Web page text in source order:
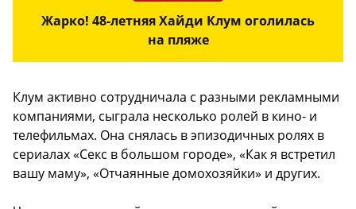
Жарко! 48-летняя Хайди Клум оголилась
на пляже
Клум активно сотрудничала с разными рекламными
компаниями, сыграла несколько ролей в кино- и
телефильмах. Она снялась в эпизодичных ролях в
сериалах «Секс в большом городе», «Как я встретил
вашу маму», «Отчаянные домохозяйки» и других.